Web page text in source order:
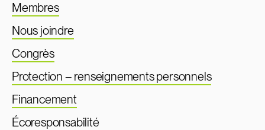
Membres
Nous joindre
Congrès
Protection – renseignements personnels
Financement
Écoresponsabilité